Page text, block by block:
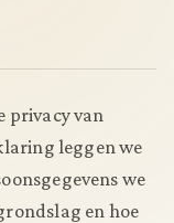
privacy van
leggen we
we
en hoe